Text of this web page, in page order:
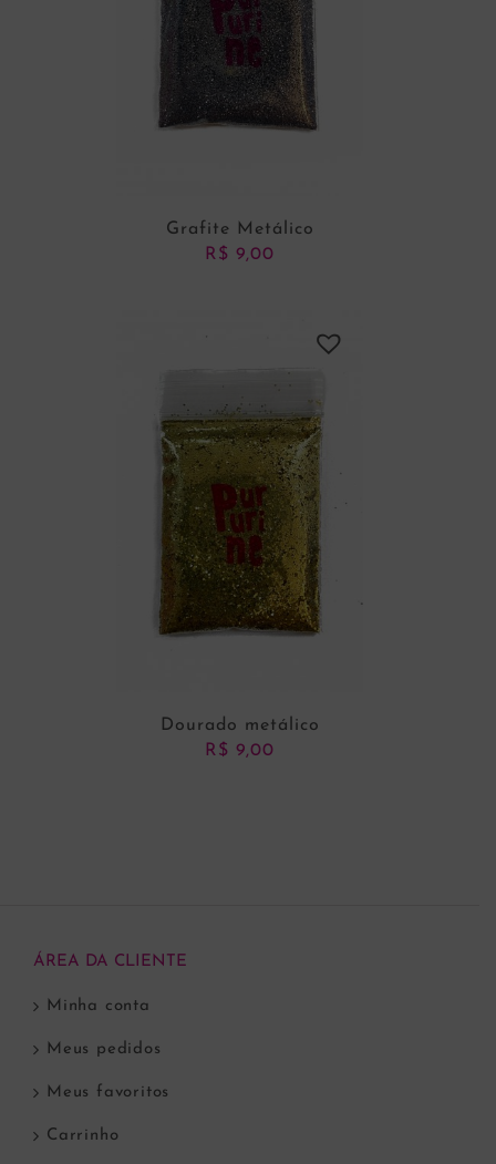
Grafite Metálico
R$ 9,00
Dourado metálico
R$ 9,00
ÁREA DA CLIENTE
Minha conta
Meus pedidos
Meus favoritos
Carrinho